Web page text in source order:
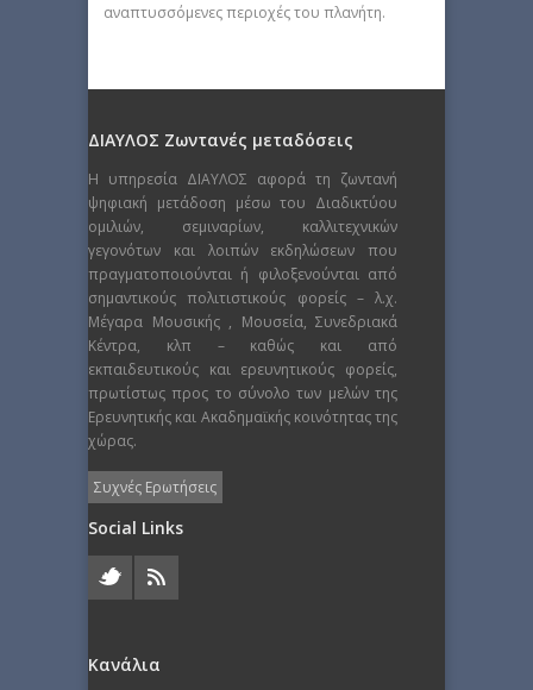
αναπτυσσόμενες περιοχές του πλανήτη.
ΔΙΑΥΛΟΣ Ζωντανές μεταδόσεις
Η υπηρεσία ΔΙΑΥΛΟΣ αφορά τη ζωντανή
ψηφιακή μετάδοση μέσω του Διαδικτύου
ομιλιών, σεμιναρίων, καλλιτεχνικών
γεγονότων και λοιπών εκδηλώσεων που
πραγματοποιούνται ή φιλοξενούνται από
σημαντικούς πολιτιστικούς φορείς – λ.χ.
Μέγαρα Μουσικής , Μουσεία, Συνεδριακά
Κέντρα, κλπ – καθώς και από
εκπαιδευτικούς και ερευνητικούς φορείς,
πρωτίστως προς το σύνολο των μελών της
Ερευνητικής και Ακαδημαϊκής κοινότητας της
χώρας.
Συχνές Ερωτήσεις
Social Links
Κανάλια